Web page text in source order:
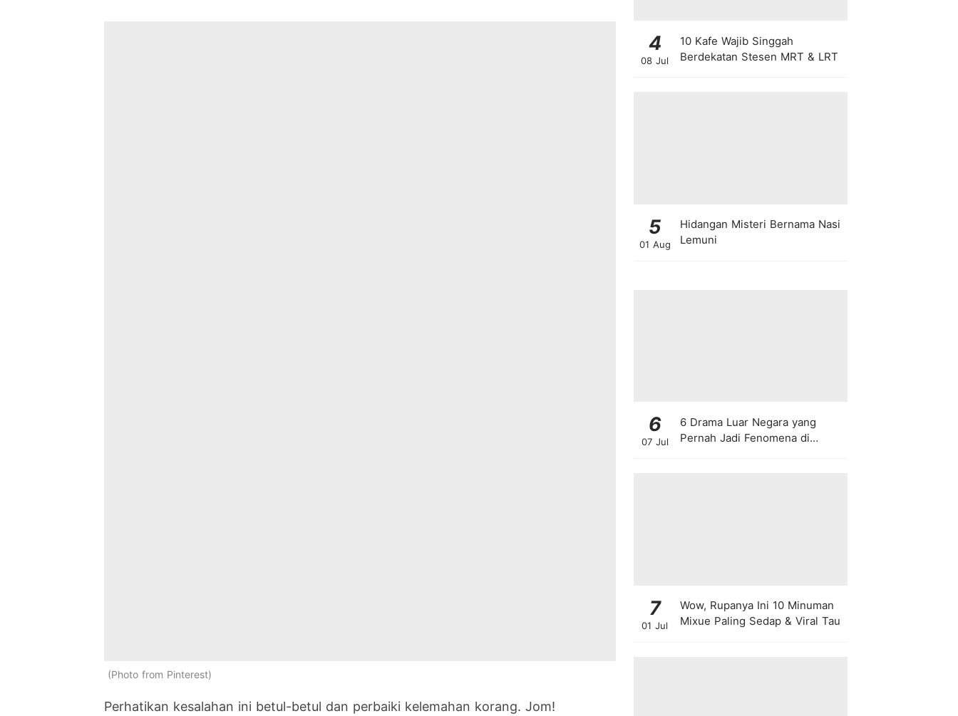
Photo from Pinterest
Perhatikan kesalahan ini betul-betul dan perbaiki kelemahan korang. Jom!
4
08 Jul
10 Kafe Wajib Singgah
Berdekatan Stesen MRT & LRT
5
01 Aug
Hidangan Misteri Bernama Nasi
Lemuni
6
07 Jul
6 Drama Luar Negara yang
Pernah Jadi Fenomena di
7
01 Jul
Wow, Rupanya Ini 10 Minuman
Mixue Paling Sedap & Viral Tau